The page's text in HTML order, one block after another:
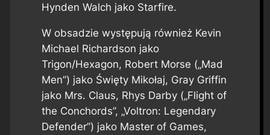
Hynden Walch jako Starfire.
W obsadzie występują również Kevin
Michael Richardson jako
Trigon/Hexagon, Robert Morse („Mad
Men”) jako Święty Mikołaj, Gray Griffin
jako Mrs. Claus, Rhys Darby („Flight of
the Conchords”, „Voltron: Legendary
Defender”) jako Master of Games,